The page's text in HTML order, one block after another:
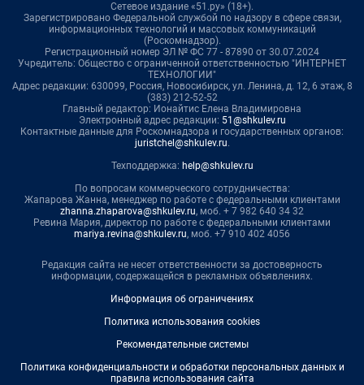
Сетевое издание «51.ру» (18+).
Зарегистрировано Федеральной службой по надзору в сфере связи,
информационных технологий и массовых коммуникаций
(Роскомнадзор).
Регистрационный номер ЭЛ № ФС 77 - 87890 от 30.07.2024
Учредитель: Общество с ограниченной ответственностью "ИНТЕРНЕТ
ТЕХНОЛОГИИ"
Адрес редакции: 630099, Россия, Новосибирск, ул. Ленина, д. 12, 6 этаж, 8
(383) 212-52-52
Главный редактор: Ионайтис Елена Владимировна
Электронный адрес редакции: 51@shkulev.ru
Контактные данные для Роскомнадзора и государственных органов:
juristchel@shkulev.ru.
Техподдержка: help@shkulev.ru
По вопросам коммерческого сотрудничества:
Жапарова Жанна, менеджер по работе с федеральными клиентами
zhanna.zhaparova@shkulev.ru, моб. + 7 982 640 34 32
Ревина Мария, директор по работе с федеральными клиентами
mariya.revina@shkulev.ru, моб. +7 910 402 4056
Редакция сайта не несет ответственности за достоверность
информации, содержащейся в рекламных объявлениях.
Информация об ограничениях
Политика использования cookies
Рекомендательные системы
Политика конфиденциальности и обработки персональных данных и
правила использования сайта